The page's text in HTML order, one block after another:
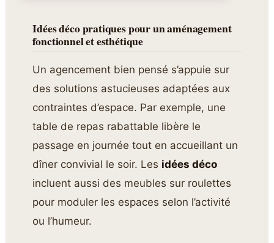
Idées déco pratiques pour un aménagement
fonctionnel et esthétique
Un agencement bien pensé s’appuie sur
des solutions astucieuses adaptées aux
contraintes d’espace. Par exemple, une
table de repas rabattable libère le
passage en journée tout en accueillant un
dîner convivial le soir. Les idées déco
incluent aussi des meubles sur roulettes
pour moduler les espaces selon l’activité
ou l’humeur.